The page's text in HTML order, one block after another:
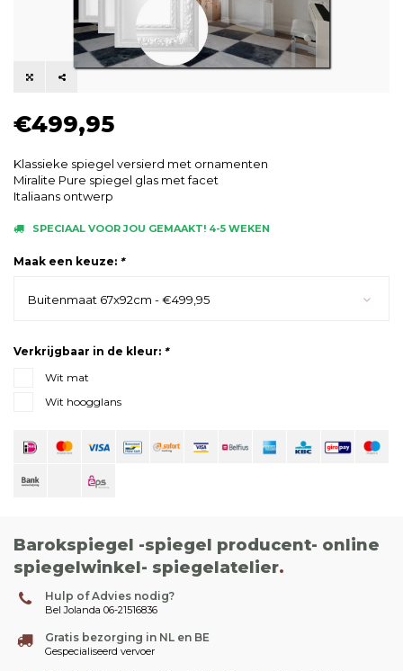
€499,95
Klassieke spiegel versierd met ornamenten
Miralite Pure spiegel glas met facet
Italiaans ontwerp
SPECIAAL VOOR JOU GEMAAKT! 4-5 WEKEN
Maak een keuze: *
Buitenmaat 67x92cm - €499,95
Verkrijgbaar in de kleur: *
Wit mat
Wit hoogglans
Barokspiegel -spiegel producent- online
spiegelwinkel- spiegelatelier.
Hulp of Advies nodig?
Bel Jolanda 06-21516836
Gratis bezorging in NL en BE
Gespecialiseerd vervoer